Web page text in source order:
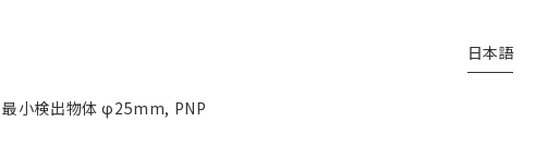
日本語
小検出物体 φ25mm, PNP